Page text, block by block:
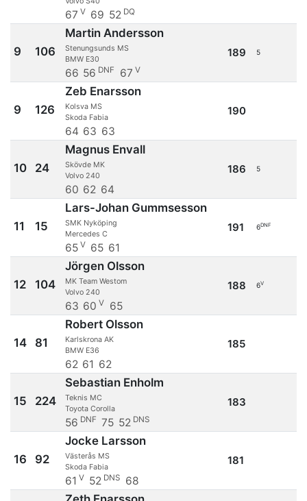
67 V 69 52 DQ
9 106
Martin Andersson
Stenungsunds MS
BMW E30
66 56 DNF 67 V
189 5
9 126
Zeb Enarsson
Kolsva MS
Skoda Fabia
64 63 63
190
10 24
Magnus Envall
Skövde MK
Volvo 240
60 62 64
186 5
11 15
Lars-Johan Gummsesson
SMK Nyköping
Mercedes C
65 V 65 61
191 6DNF
12 104
Jörgen Olsson
MK Team Westom
Volvo 240
63 60 V 65
188 6V
14 81
Robert Olsson
Karlskrona AK
BMW E36
62 61 62
185
15 224
Sebastian Enholm
Teknis MC
Toyota Corolla
56 DNF 75 52 DNS
183
16 92
Jocke Larsson
Västerås MS
Skoda Fabia
61 V 52 DNS 68
181